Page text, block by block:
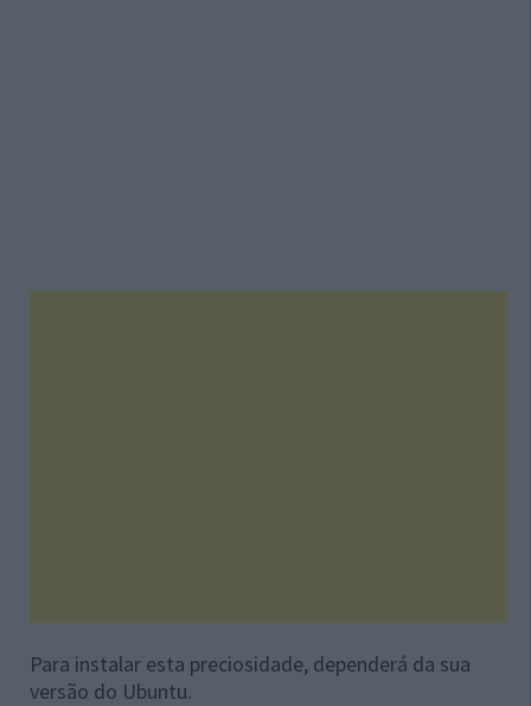
Para instalar esta preciosidade, dependerá da sua
versão do Ubuntu.